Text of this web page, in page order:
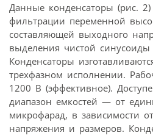
Данные конденсаторы (рис.
фильтрации переменной
составляющей выходного
выделения чистой
Конденсаторы
трехфазном исполнении.
1200 В (эффективное).
диапазон емкостей — от
микрофарад, в зависимости
напряжения и размеров.